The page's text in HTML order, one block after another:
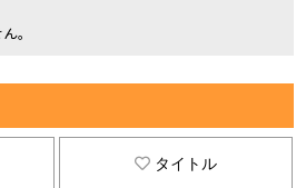
。
タイトル